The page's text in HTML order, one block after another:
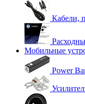
Кабели,
Мобильные
Power